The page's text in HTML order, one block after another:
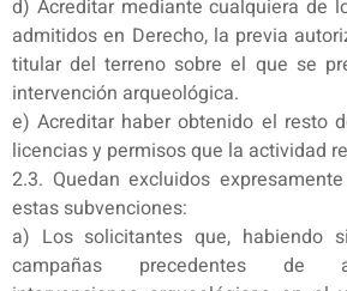
d) Acreditar mediante cualquiera de
admitidos en Derecho, la previa
titular del terreno sobre el que se
intervención arqueológica.
e) Acreditar haber obtenido el resto
licencias y permisos que la actividad
2.3. Quedan excluidos
estas subvenciones:
a) Los solicitantes que, habiendo
campañas precedentes de